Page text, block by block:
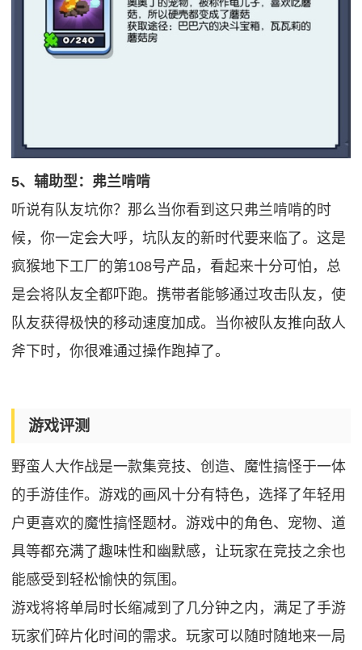
5、辅助型：弗兰啃啃
听说有队友坑你？那么当你看到这只弗兰啃啃的时
候，你一定会大呼，坑队友的新时代要来临了。这是
疯猴地下工厂的第108号产品，看起来十分可怕，总
是会将队友全都吓跑。携带者能够通过攻击队友，使
队友获得极快的移动速度加成。当你被队友推向敌人
斧下时，你很难通过操作跑掉了。
游戏评测
野蛮人大作战是一款集竞技、创造、魔性搞怪于一体
的手游佳作。游戏的画风十分有特色，选择了年轻用
户更喜欢的魔性搞怪题材。游戏中的角色、宠物、道
具等都充满了趣味性和幽默感，让玩家在竞技之余也
能感受到轻松愉快的氛围。
游戏将将单局时长缩减到了几分钟之内，满足了手游
玩家们碎片化时间的需求。玩家可以随时随地来一局